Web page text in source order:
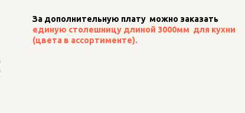
За дополнительную плату  можно заказать
единую столешницу длиной 3000мм  для кухни
(цвета в ассортименте).